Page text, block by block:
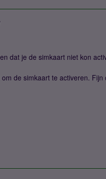
dat je de simkaart niet kon
de simkaart te activeren.